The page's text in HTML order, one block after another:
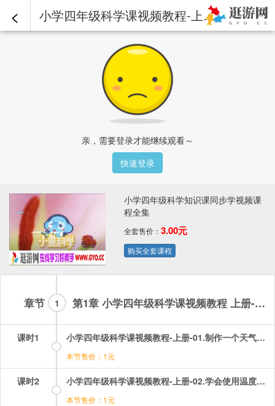
< 小学四年级科学课视频教程-上册-28.氨气喷泉.mp4 - 小学四年级科学知识课同步学视频课程全集
亲，需要登录才能继续观看～
快速登录
小学四年级科学知识课同步学视频课
程全集
全套售价： 3.00元
购买全套课程
章节 第1章 小学四年级科学课视频教程 上册-试看章节
1
课时1 小学四年级科学课视频教程-上册-01.制作一个天气日历.mp4
本节售价：1元
课时2 小学四年级科学课视频教程-上册-02.学会使用温度计.mp4
本节售价：1元